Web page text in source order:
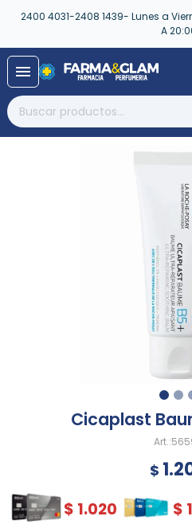
2400 4031-2408 1439- Lunes a
A
menu
Cicaplast
$
$ 1.020 $